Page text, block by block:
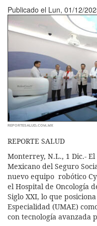
Publicado el Lun, 01/12/
reportesalud.com.mx
REPORTE SALUD
Monterrey, N.L., 1 Dic.-
Mexicano del Seguro
nuevo equipo robótico
el Hospital de Oncología
Siglo XXI, lo que
Especialidad (UMAE)
con tecnología avanzada